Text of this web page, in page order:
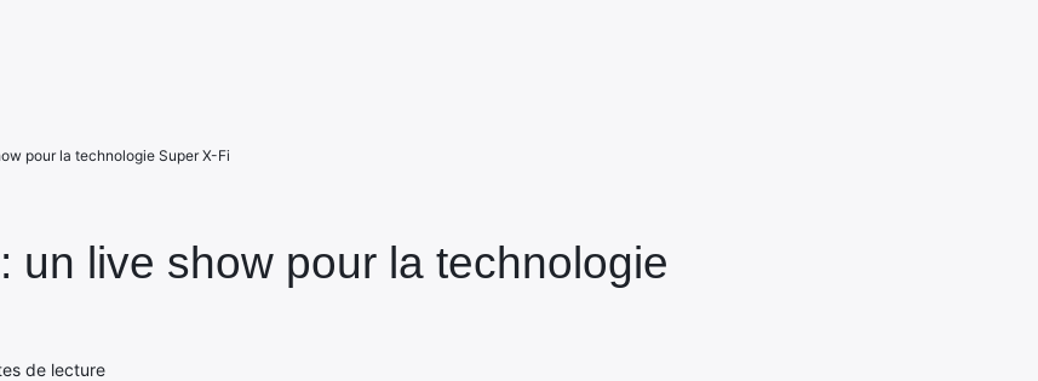
un live show pour la technologie
de lecture
pour la technologie Super X-Fi